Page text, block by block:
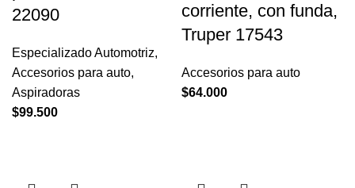
22090
Especializado Automotriz,
Accesorios para auto,
Aspiradoras
$99.500
corriente, con funda,
Truper 17543
Accesorios para auto
$64.000